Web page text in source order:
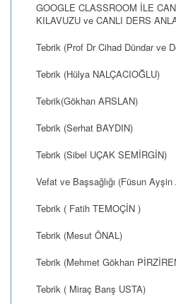
GOOGLE CLASSROOM İLE
KILAVUZU ve CANLI DERS
Tebrik (Prof Dr Cihad Dündar ve
Tebrik (Hülya NALÇACIOĞLU)
Tebrik(Gökhan ARSLAN)
Tebrik (Serhat BAYDIN)
Tebrik (Sibel UÇAK SEMİRGİN)
Vefat ve Başsağlığı (Füsun
Tebrik ( Fatih TEMOÇİN )
Tebrik (Mesut ÖNAL)
Tebrik (Mehmet Gökhan
Tebrik ( Miraç Barış USTA)